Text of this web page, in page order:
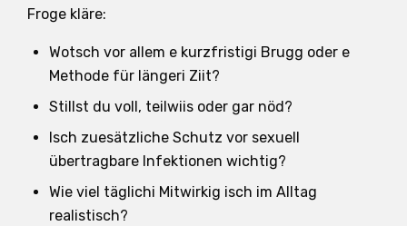
Froge kläre:
Wotsch vor allem e kurzfristigi Brugg oder e
Methode für längeri Ziit?
Stillst du voll, teilwiis oder gar nöd?
Isch zuesätzliche Schutz vor sexuell
übertragbare Infektionen wichtig?
Wie viel täglichi Mitwirkig isch im Alltag
realistisch?